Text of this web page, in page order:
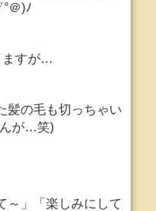
＠)ﾉ
ますが…
髪の毛も切っちゃい
んが…笑)
～」「楽しみにして